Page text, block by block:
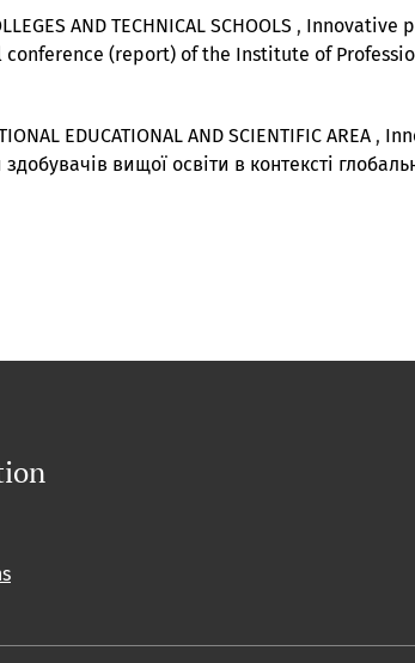
AND TECHNICAL SCHOOLS , Innovative
(report) of the Institute of
EDUCATIONAL AND SCIENTIFIC AREA ,
вищої освіти в контексті